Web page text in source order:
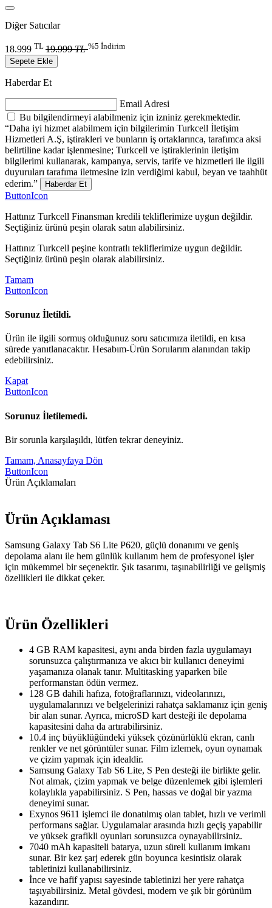
Diğer Satıcılar
18.999 TL 19.999TL%5 İndirim
Sepete Ekle
Haberdar Et
Email Adresi
Bu bilgilendirmeyi alabilmeniz için izniniz gerekmektedir.
“Daha iyi hizmet alabilmem için bilgilerimin Turkcell İletişim
Hizmetleri A.Ş, iştirakleri ve bunların iş ortaklarınca, tarafımca aksi
belirtiline kadar işlenmesine; Turkcell ve iştiraklerinin iletişim
bilgilerimi kullanarak, kampanya, servis, tarife ve hizmetleri ile ilgili
duyuruları tarafıma iletmesine izin verdiğimi kabul, beyan ve taahhüt
ederim.”
Haberdar Et
ButtonIcon
Hattınız Turkcell Finansman kredili tekliflerimize uygun değildir.
Seçtiğiniz ürünü peşin olarak satın alabilirsiniz.
Hattınız Turkcell peşine kontratlı tekliflerimize uygun değildir.
Seçtiğiniz ürünü peşin olarak alabilirsiniz.
Tamam
ButtonIcon
Sorunuz İletildi.
Ürün ile ilgili sormuş olduğunuz soru satıcımıza iletildi, en kısa
sürede yanıtlanacaktır. Hesabım-Ürün Sorularım alanından takip
edebilirsiniz.
Kapat
ButtonIcon
Sorunuz İletilemedi.
Bir sorunla karşılaşıldı, lütfen tekrar deneyiniz.
Tamam, Anasayfaya Dön
ButtonIcon
Ürün Açıklamaları
Ürün Açıklaması
Samsung Galaxy Tab S6 Lite P620, güçlü donanımı ve geniş
depolama alanı ile hem günlük kullanım hem de profesyonel işler
için mükemmel bir seçenektir. Şık tasarımı, taşınabilirliği ve gelişmiş
özellikleri ile dikkat çeker.
Ürün Özellikleri
4 GB RAM kapasitesi, aynı anda birden fazla uygulamayı
sorunsuzca çalıştırmanıza ve akıcı bir kullanıcı deneyimi
yaşamanıza olanak tanır. Multitasking yaparken bile
performanstan ödün vermez.
128 GB dahili hafıza, fotoğraflarınızı, videolarınızı,
uygulamalarınızı ve belgelerinizi rahatça saklamanız için geniş
bir alan sunar. Ayrıca, microSD kart desteği ile depolama
kapasitesini daha da artırabilirsiniz.
10.4 inç büyüklüğündeki yüksek çözünürlüklü ekran, canlı
renkler ve net görüntüler sunar. Film izlemek, oyun oynamak
ve çizim yapmak için idealdir.
Samsung Galaxy Tab S6 Lite, S Pen desteği ile birlikte gelir.
Not almak, çizim yapmak ve belge düzenlemek gibi işlemleri
kolaylıkla yapabilirsiniz. S Pen, hassas ve doğal bir yazma
deneyimi sunar.
Exynos 9611 işlemci ile donatılmış olan tablet, hızlı ve verimli
performans sağlar. Uygulamalar arasında hızlı geçiş yapabilir
ve yüksek grafikli oyunları sorunsuzca oynayabilirsiniz.
7040 mAh kapasiteli batarya, uzun süreli kullanım imkanı
sunar. Bir kez şarj ederek gün boyunca kesintisiz olarak
tabletinizi kullanabilirsiniz.
İnce ve hafif yapısı sayesinde tabletinizi her yere rahatça
taşıyabilirsiniz. Metal gövdesi, modern ve şık bir görünüm
kazandırır.